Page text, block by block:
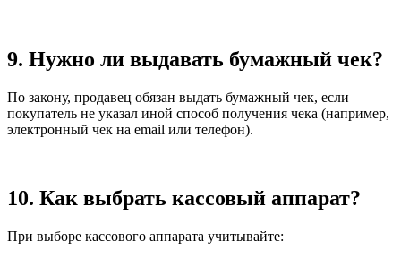
9. Нужно ли выдавать бумажный чек?
По закону, продавец обязан выдать бумажный чек, если
покупатель не указал иной способ получения чека (например,
электронный чек на email или телефон).
10. Как выбрать кассовый аппарат?
При выборе кассового аппарата учитывайте: